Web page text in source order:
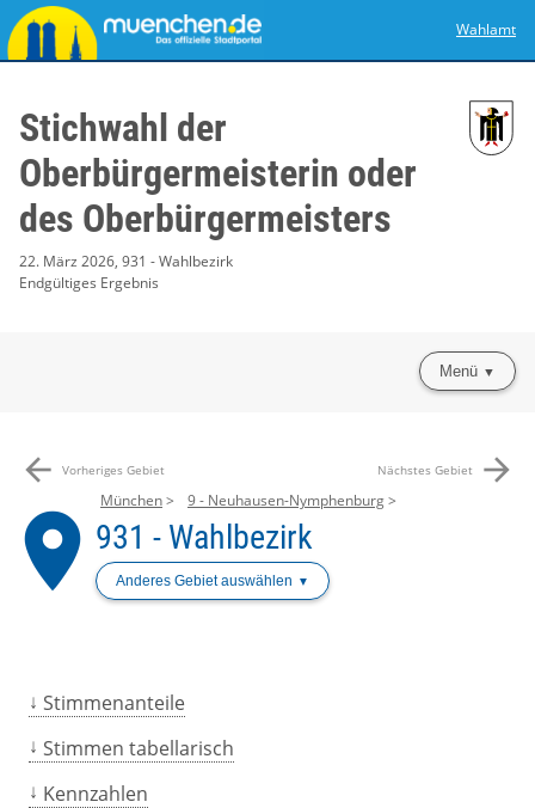
Wahlamt
Stichwahl der
Oberbürgermeisterin oder
des Oberbürgermeisters
22. März 2026, 931 - Wahlbezirk
Endgültiges Ergebnis
Menü
arrow_back Vorheriges Gebiet Nächstes Gebiet arrow_forward
place
München 9 - Neuhausen-Nymphenburg
931 - Wahlbezirk
Anderes Gebiet auswählen
Stimmenanteile
Stimmen tabellarisch
Kennzahlen